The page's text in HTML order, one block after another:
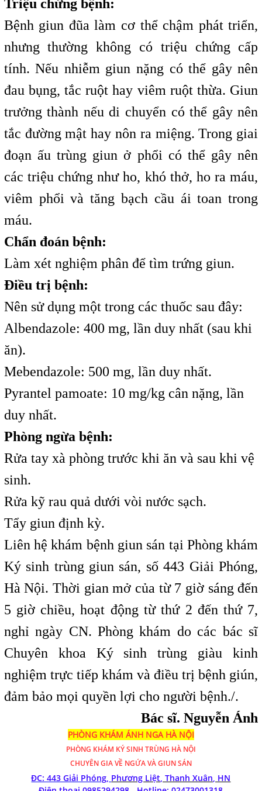
Triệu chứng bệnh:
Bệnh giun đũa làm cơ thể chậm phát triển,
nhưng thường không có triệu chứng cấp
tính. Nếu nhiễm giun nặng có thể gây nên
đau bụng, tắc ruột hay viêm ruột thừa. Giun
trưởng thành nếu di chuyển có thể gây nên
tắc đường mật hay nôn ra miệng. Trong giai
đoạn ấu trùng giun ở phổi có thể gây nên
các triệu chứng như ho, khó thở, ho ra máu,
viêm phổi và tăng bạch cầu ái toan trong
máu.
Chẩn đoán bệnh:
Làm xét nghiệm phân để tìm trứng giun.
Điều trị bệnh:
Nên sử dụng một trong các thuốc sau đây:
Albendazole: 400 mg, lần duy nhất (sau khi
ăn).
Mebendazole: 500 mg, lần duy nhất.
Pyrantel pamoate: 10 mg/kg cân nặng, lần
duy nhất.
Phòng ngừa bệnh:
Rửa tay xà phòng trước khi ăn và sau khi vệ
sinh.
Rửa kỹ rau quả dưới vòi nước sạch.
Tẩy giun định kỳ.
Liên hệ khám bệnh giun sán tại Phòng khám
Ký sinh trùng giun sán, số 443 Giải Phóng,
Hà Nội. Thời gian mở của từ 7 giờ sáng đến
5 giờ chiều, hoạt động từ thứ 2 đến thứ 7,
nghỉ ngày CN. Phòng khám do các bác sĩ
Chuyên khoa Ký sinh trùng giàu kinh
nghiệm trực tiếp khám và điều trị bệnh giún,
đảm bảo mọi quyền lợi cho người bệnh./.
Bác sĩ. Nguyễn Ánh
PHÒNG KHÁM ÁNH NGA HÀ NỘI
PHÒNG KHÁM KÝ SINH TRÙNG HÀ NỘI
CHUYÊN GIA VỀ NGỨA VÀ GIUN SÁN
ĐC: 443 Giải Phóng, Phương Liệt, Thanh Xuân, HN